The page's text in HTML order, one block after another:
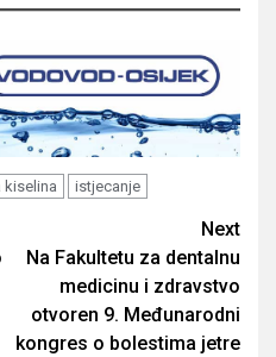
kiselina istjecanje
Next
Na Fakultetu za dentalnu
medicinu i zdravstvo
otvoren 9. Međunarodni
kongres o bolestima jetre